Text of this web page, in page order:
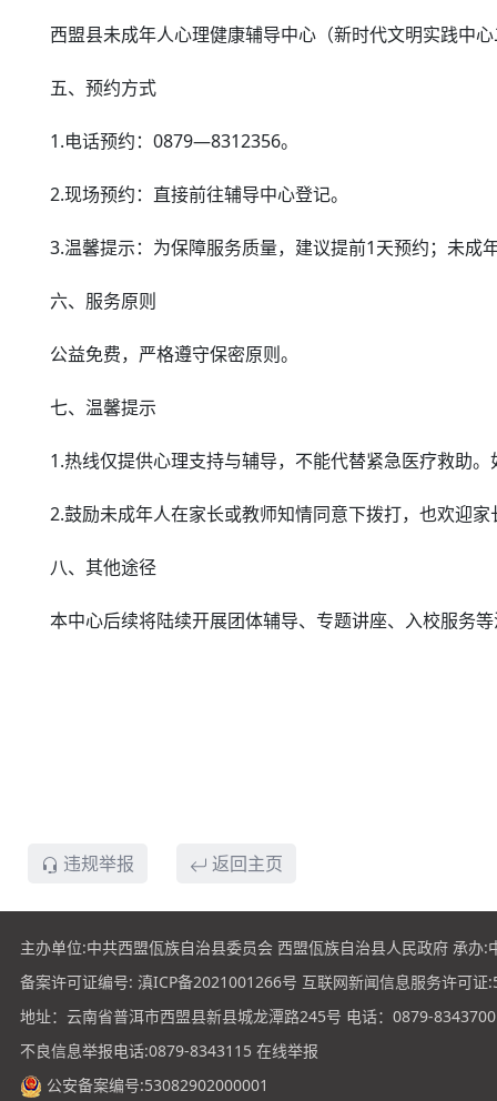
西盟县未成年人心理健康辅导中心（新时代文明实践中心
五、预约方式
1.电话预约：0879—8312356。
2.现场预约：直接前往辅导中心登记。
3.温馨提示：为保障服务质量，建议提前1天预约；未成
六、服务原则
公益免费，严格遵守保密原则。
七、温馨提示
1.热线仅提供心理支持与辅导，不能代替紧急医疗救助。
2.鼓励未成年人在家长或教师知情同意下拨打，也欢迎家
八、其他途径
本中心后续将陆续开展团体辅导、专题讲座、入校服务等
违规举报 返回主页
主办单位:中共西盟佤族自治县委员会 西盟佤族自治县人民政府 承办
备案许可证编号: 滇ICP备2021001266号 互联网新闻信息服务许可
地址：云南省普洱市西盟县新县城龙潭路245号 电话：0879-8343700
不良信息举报电话:0879-8343115 在线举报
公安备案编号:53082902000001